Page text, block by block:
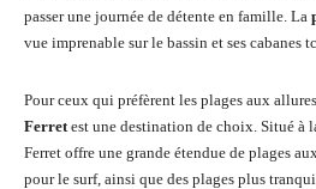
passer une journée de détente en famille. La
vue imprenable sur le bassin et ses cabanes
Pour ceux qui préfèrent les plages aux
Ferretest une destination de choix. Situé à
Ferret offre une grande étendue de plages
pour le surf, ainsi que des plages plus